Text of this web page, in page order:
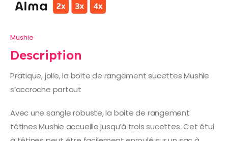
Mushie
Description
Pratique, jolie, la boite de rangement sucettes Mushie
s’accroche partout
Avec une sangle robuste, la boite de rangement
tétines Mushie accueille jusqu’à trois sucettes. Cet étui